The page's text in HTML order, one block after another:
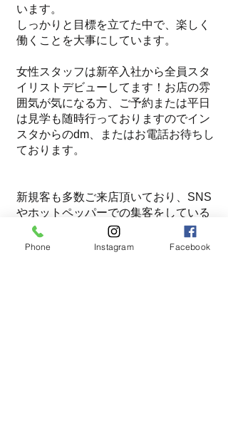
います。
しっかりと目標を立てた中で、楽しく
働くことを大事にしています。
女性スタッフは新卒入社から全員スタ
イリストデビューしてます！お店の雰
囲気が気になる方、ご予約または平日
は見学も随時行っておりますのでイン
スタからのdm、またはお電話お待ちし
ております。
新規客も多数ご来店頂いており、SNS
やホットペッパーでの集客をしている
ので
お客様がいないスタイリストさんでも
Phone Instagram Facebook